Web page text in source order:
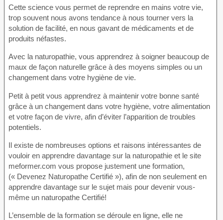
Cette science vous permet de reprendre en mains votre vie,
trop souvent nous avons tendance à nous tourner vers la
solution de facilité, en nous gavant de médicaments et de
produits néfastes.
Avec la naturopathie, vous apprendrez à soigner beaucoup de
maux de façon naturelle grâce à des moyens simples ou un
changement dans votre hygiène de vie.
Petit à petit vous apprendrez à maintenir votre bonne santé
grâce à un changement dans votre hygiène, votre alimentation
et votre façon de vivre, afin d’éviter l’apparition de troubles
potentiels.
Il existe de nombreuses options et raisons intéressantes de
vouloir en apprendre davantage sur la naturopathie et le site
meformer.com vous propose justement une formation,
(« Devenez Naturopathe Certifié »), afin de non seulement en
apprendre davantage sur le sujet mais pour devenir vous-
même un naturopathe Certifié!
L’ensemble de la formation se déroule en ligne, elle ne